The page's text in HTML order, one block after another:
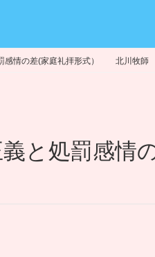
感情の差(家庭礼拝形式） 北川牧師